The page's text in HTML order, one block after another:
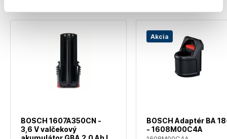
BOSCH 1607A350CN -
3,6 V valčekový
Akcia
BOSCH Adaptér BA
- 1608M00C4A